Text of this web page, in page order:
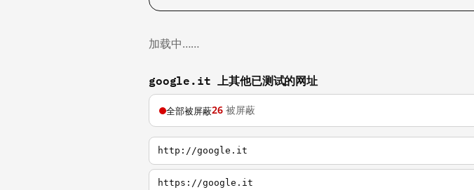
加载中……
google.it 上其他已测试的网址
全部被屏蔽26 被屏蔽
http://google.it
https://google.it